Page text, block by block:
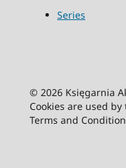
Series
© 2026 Księgarnia
Cookies are used
Terms and